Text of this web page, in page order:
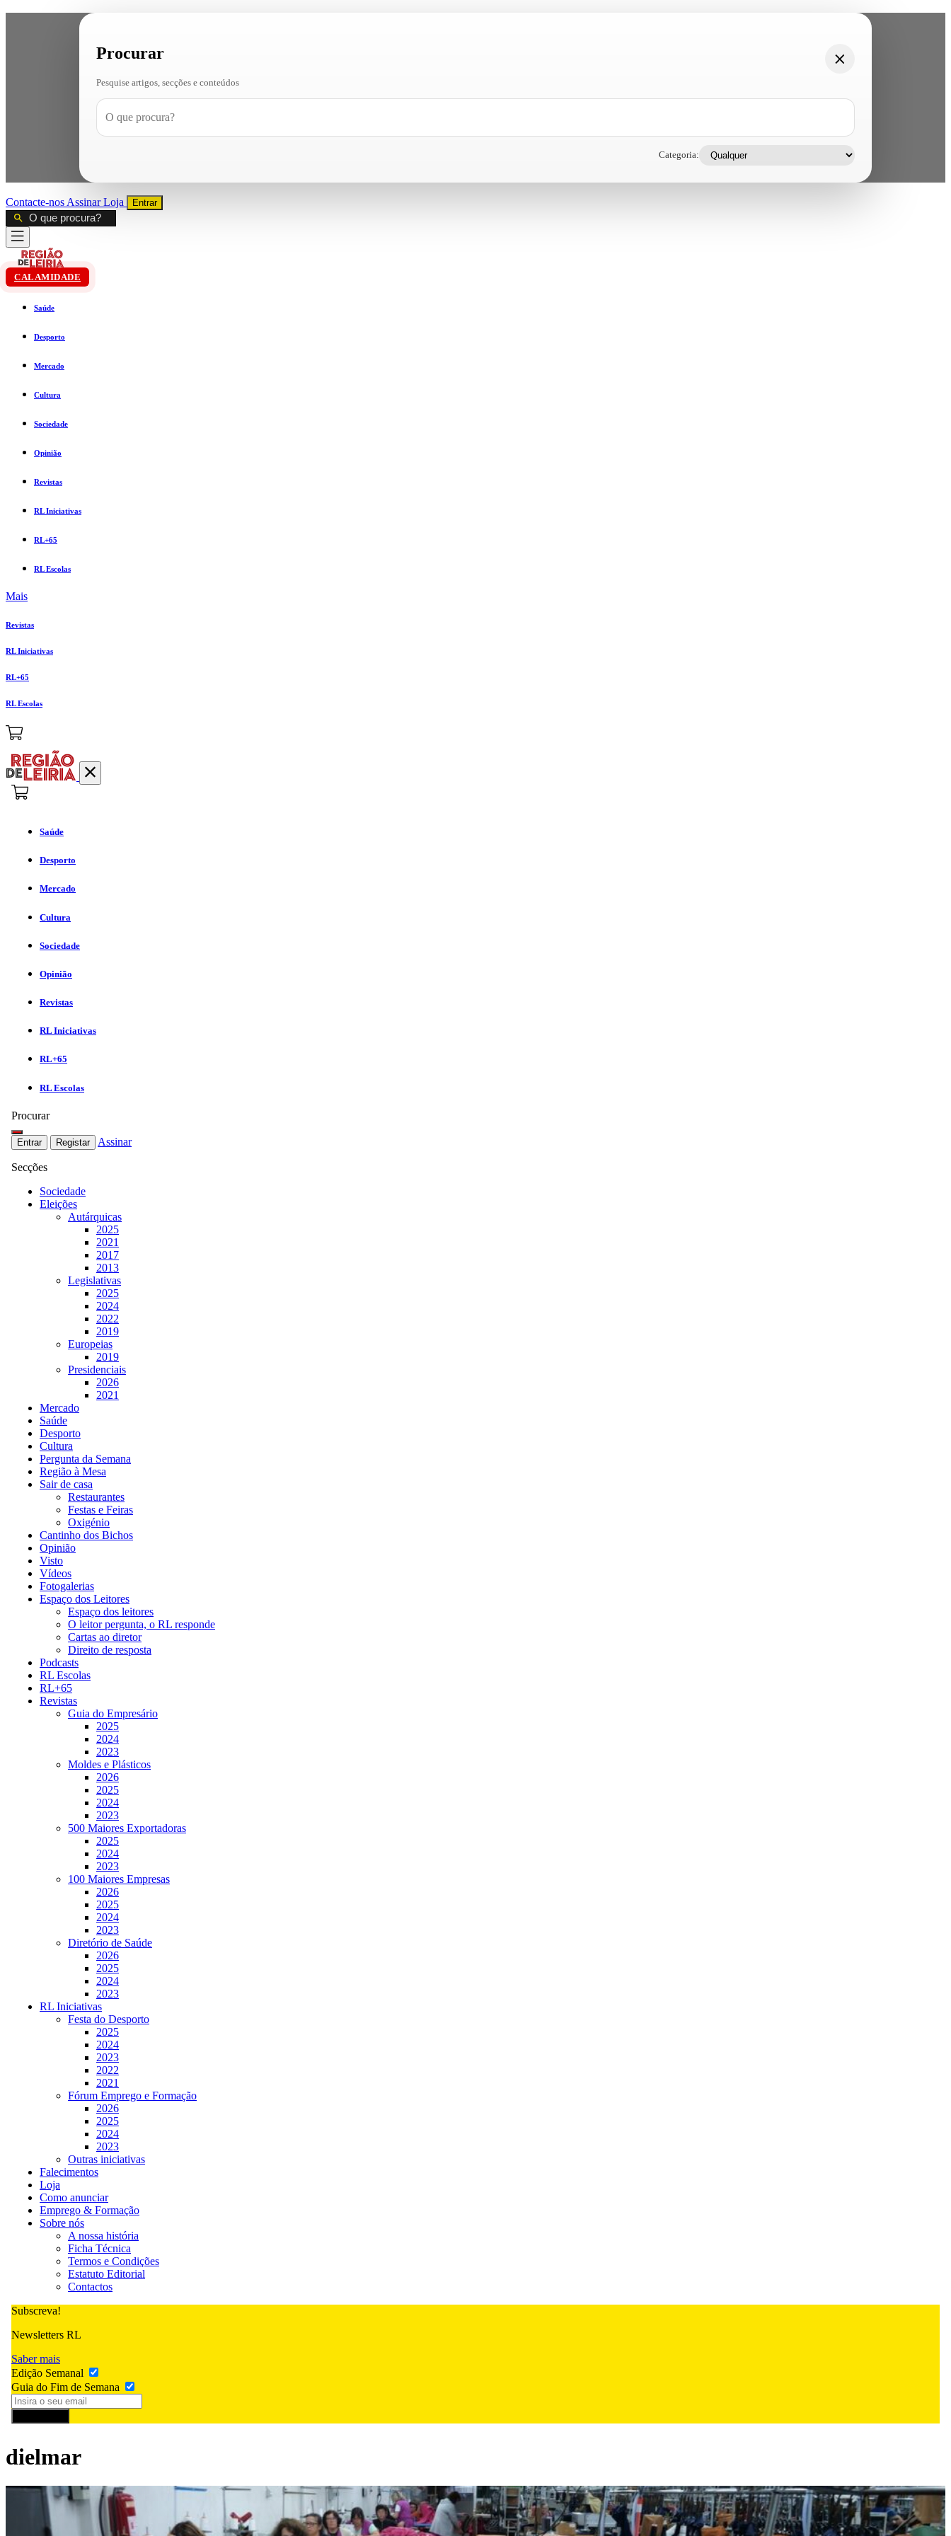
Procurar
Pesquise artigos, secções e conteúdos
Categoria:
Contacte-nos AssinarLoja Entrar
CALAMIDADE
Saúde
Desporto
Mercado
Cultura
Sociedade
Opinião
Revistas
RL Iniciativas
RL+65
RL Escolas
Mais
Revistas
RL Iniciativas
RL+65
RL Escolas
Saúde
Desporto
Mercado
Cultura
Sociedade
Opinião
Revistas
RL Iniciativas
RL+65
RL Escolas
Procurar
Entrar Registar Assinar
Secções
Sociedade
Eleições
Autárquicas
2025
2021
2017
2013
Legislativas
2025
2024
2022
2019
Europeias
2019
Presidenciais
2026
2021
Mercado
Saúde
Desporto
Cultura
Pergunta da Semana
Região à Mesa
Sair de casa
Restaurantes
Festas e Feiras
Oxigénio
Cantinho dos Bichos
Opinião
Visto
Vídeos
Fotogalerias
Espaço dos Leitores
Espaço dos leitores
O leitor pergunta, o RL responde
Cartas ao diretor
Direito de resposta
Podcasts
RL Escolas
RL+65
Revistas
Guia do Empresário
2025
2024
2023
Moldes e Plásticos
2026
2025
2024
2023
500 Maiores Exportadoras
2025
2024
2023
100 Maiores Empresas
2026
2025
2024
2023
Diretório de Saúde
2026
2025
2024
2023
RL Iniciativas
Festa do Desporto
2025
2024
2023
2022
2021
Fórum Emprego e Formação
2026
2025
2024
2023
Outras iniciativas
Falecimentos
Loja
Como anunciar
Emprego & Formação
Sobre nós
A nossa história
Ficha Técnica
Termos e Condições
Estatuto Editorial
Contactos
Subscreva!
Newsletters RL
Saber mais
Edição Semanal
Guia do Fim de Semana
dielmar